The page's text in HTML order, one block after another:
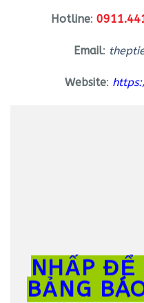
Hotline:
Email:
Website:
NHẤP ĐỂ
BẢNG